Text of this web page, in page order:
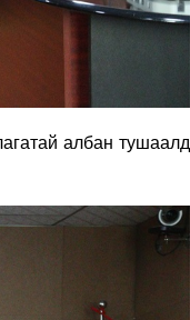
албан тушаалд